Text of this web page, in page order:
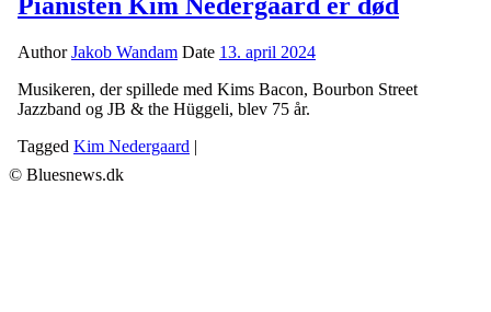
AuthorJakob Wandam Date 13. april 2024
Musikeren, der spillede med Kims Bacon, Bourbon Street
Jazzband og JB & the Hüggeli, blev 75 år.
Tagged Kim Nedergaard |
© Bluesnews.dk